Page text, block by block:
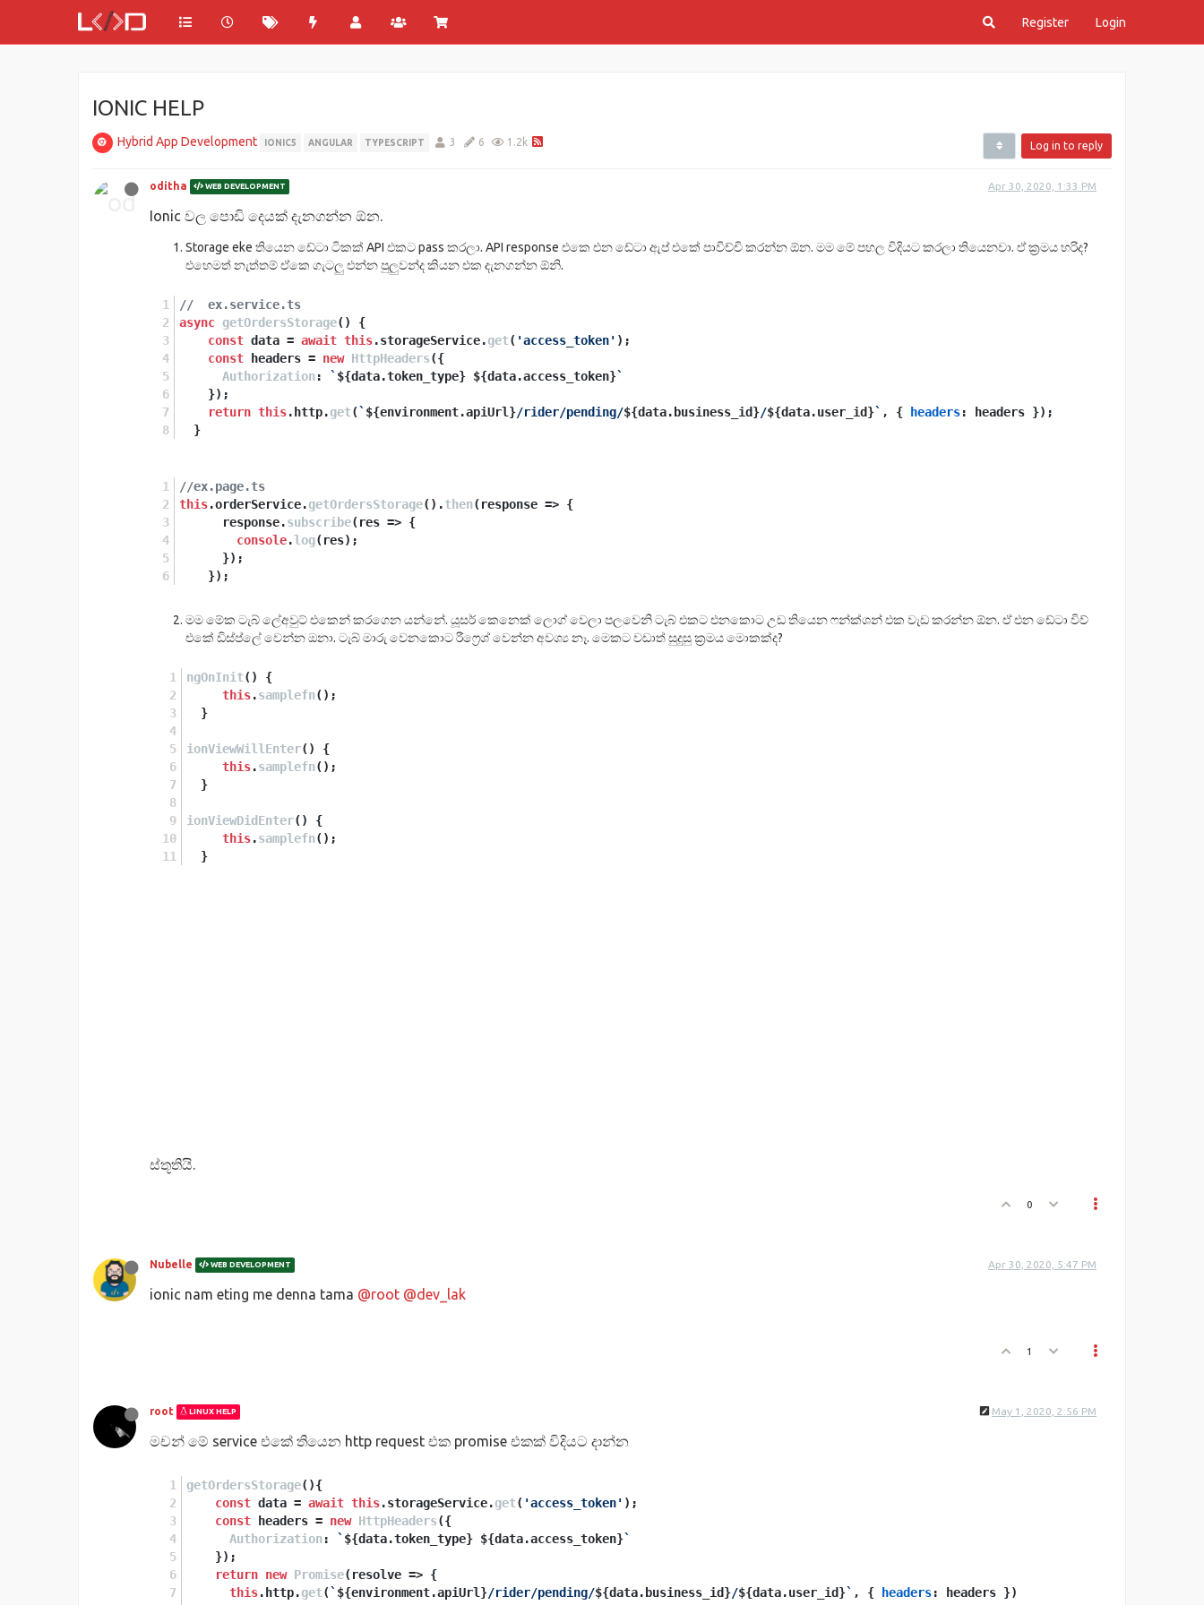
Register Login
IONIC HELP
Hybrid App Development IONIC5 ANGULAR TYPESCRIPT 3 6 1.2k Log in to reply
oditha WEB DEVELOPMENT Apr 30, 2020, 1:33 PM
Ionic වල පොඩි දෙයක් දැනගන්න ඕන.
Storage eke තියෙන ඩේටා ටිකක් API එකට pass කරලා. API response එකෙ එන ඩේටා ඇප් එකේ පාවිච්චි කරන්න ඕන. මම මේ පහල විදියට කරලා තියෙනවා. ඒ ක්‍රමය හරිද?
එහෙමත් නැත්තම් ඒකෙ ගැටලු එන්න පුලුවන්ද කියන එක දැනගන්න ඕනි.
//  ex.service.ts
async getOrdersStorage( ) {
const data = await this.storageService.get( 'access_token' );
const headers = new HttpHeaders({
Authorization: ` ${data.token_type} ${data.access_token}`
    });
return this. http.get( ` ${environment.apiUrl}/rider/pending/${data.business_id}/${data.user_id}` , { headers: headers });
  }
//ex.page.ts
this.orderService.getOrdersStorage().then( response => {
      response.
subscribe( res => {
console.log(res);
      });
    });
මම මේක ටැබ් ලේඅවුට් එකෙන් කරගෙන යන්නේ. යූසර් කෙනෙක් ලොග් වෙලා පලවෙනි ටැබ් එකට එනකොට උඩ තියෙන ෆන්ක්ශන් එක වැඩ කරන්න ඕන. ඒ එන ඩේටා විව්
එකේ ඩිස්ප්ලේ වෙන්න ඔනා. ටැබ් මාරු වෙනකොට රීෆ්‍රෙශ් වෙන්න අවශ්‍ය නෑ. මෙකට වඩාත් සුදුසු ක්‍රමය මොකක්ද?
ngOnInit( ) {
this.samplefn();
  }
ionViewWillEnter( ) {
this.samplefn();
  }
ionViewDidEnter( ) {
this.samplefn();
  }
ස්තූතියි.
0
Nubelle WEB DEVELOPMENT Apr 30, 2020, 5:47 PM
ionic nam eting me denna tama @root @dev_lak
1
root LINUX HELP May 1, 2020, 2:56 PM
මචන් මේ service එකේ තියෙන http request එක promise එකක් විදියට දාන්න
getOrdersStorage( ){
const data = await this.storageService.get( 'access_token' );
const headers = new HttpHeaders({
Authorization: ` ${data.token_type} ${data.access_token}`
    });
return new Promise( resolve => {
this. http.get( ` ${environment.apiUrl}/rider/pending/${data.business_id}/${data.user_id}` , { headers: headers })